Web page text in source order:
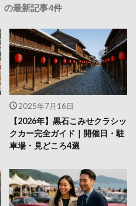
の最新記事4件
2025年7月16日
【2026年】黒石こみせクラシッ
クカー完全ガイド｜開催日・駐
車場・見どころ4選